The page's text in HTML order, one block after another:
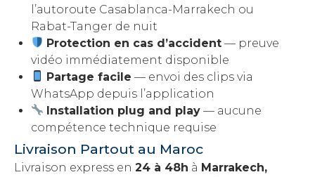
l’autoroute Casablanca-Marrakech ou
Rabat-Tanger de nuit
Protection en cas d’accident — preuve
vidéo immédiatement disponible
Partage facile — envoi des clips via
WhatsApp depuis l’application
Installation plug and play — aucune
compétence technique requise
Livraison Partout au Maroc
Livraison express en 24 à 48h à Marrakech,